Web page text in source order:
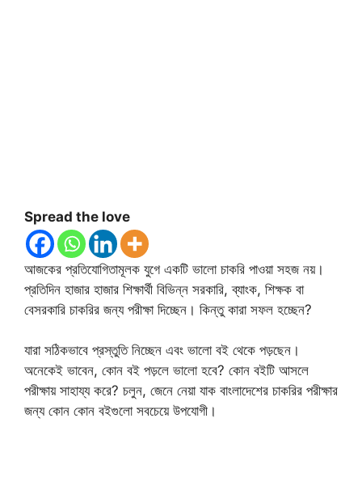
Spread the love
আজকের প্রতিযোগিতামূলক যুগে একটি ভালো চাকরি পাওয়া সহজ নয়।
প্রতিদিন হাজার হাজার শিক্ষার্থী বিভিন্ন সরকারি, ব্যাংক, শিক্ষক বা
বেসরকারি চাকরির জন্য পরীক্ষা দিচ্ছেন। কিন্তু কারা সফল হচ্ছেন?
যারা সঠিকভাবে প্রস্তুতি নিচ্ছেন এবং ভালো বই থেকে পড়ছেন।
অনেকেই ভাবেন, কোন বই পড়লে ভালো হবে? কোন বইটি আসলে
পরীক্ষায় সাহায্য করে? চলুন, জেনে নেয়া যাক বাংলাদেশের চাকরির পরীক্ষার
জন্য কোন কোন বইগুলো সবচেয়ে উপযোগী।